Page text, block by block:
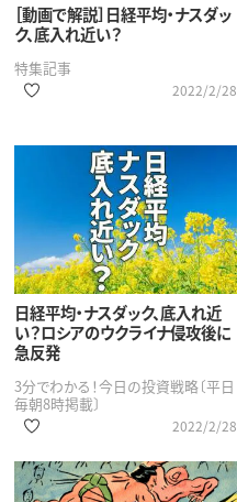
［動画で解説］日経平均・ナスダッ
ク、底入れ近い？
特集記事
2022/2/28
日経平均・ナスダック、底入れ近
い？ロシアのウクライナ侵攻後に
急反発
3分でわかる！今日の投資戦略〔平日
毎朝8時掲載〕
2022/2/28